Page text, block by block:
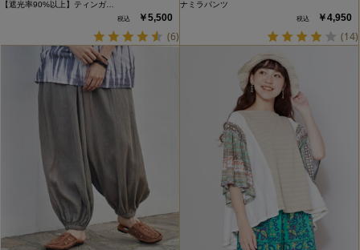
【遮光率90%以上】ティンガ…
￥5,500
(6)
ナミラパンツ
￥4,950
(14)